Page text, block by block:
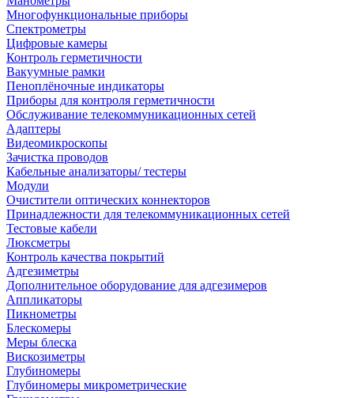
Многофункциональные приборы
Спектрометры
Цифровые камеры
Контроль герметичности
Вакуумные рамки
Пеноплёночные индикаторы
Приборы для контроля герметичности
Обслуживание телекоммуникационных сетей
Адаптеры
Видеомикроскопы
Зачистка проводов
Кабельные анализаторы/ тестеры
Модули
Очистители оптических коннекторов
Принадлежности для телекоммуникационных сетей
Тестовые кабели
Люксметры
Контроль качества покрытий
Адгезиметры
Дополнительное оборудование для адгезимеров
Аппликаторы
Пикнометры
Блескомеры
Меры блеска
Вискозиметры
Глубиномеры
Глубиномеры микрометрические